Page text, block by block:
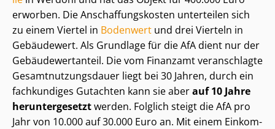
erworben. Die An­schaf­fungs­kos­ten unterteilen sich
zu einem Viertel in Bodenwert und drei Vierteln in
Gebäudewert. Als Grundlage für die AfA dient nur der
Ge­bäu­de­wert­an­teil. Die vom Finanzamt veranschlagte
Ge­samt­nut­zungs­dau­er liegt bei 30 Jahren, durch ein
fachkundiges Gutachten kann sie aberauf 10 Jahre
heruntergesetztwerden. Folglich steigt die AfA pro
Jahr von 10.000 auf 30.000 Euro an. Mit einem Ein­kom­